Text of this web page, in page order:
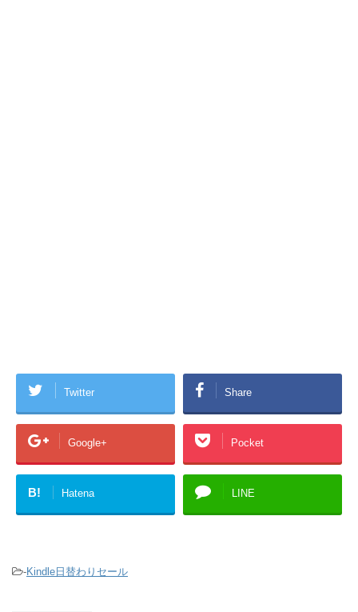
Twitter Share
Google+ Pocket
B! Hatena LINE
-Kindle日替わりセール